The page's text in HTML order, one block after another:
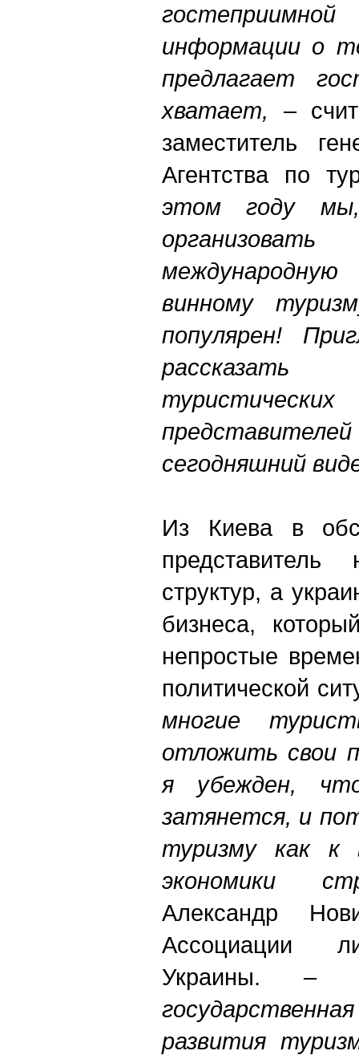
информации о
предлагает
хватает, –
заместитель
Агентства по
этом году
винному
популярен!
сегодняшний
Из Киева в
представитель
структур, а
бизнеса,
непростые
политической
многие
отложить свои
я убежден,
затянется, и
туризму как к
экономики
Александр
Ассоциации
Украины. – У
развития